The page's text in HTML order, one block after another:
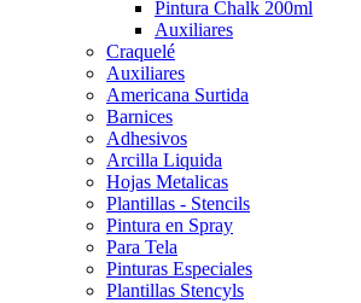
Pintura Chalk 200ml
Auxiliares
Craquelé
Auxiliares
Americana Surtida
Barnices
Adhesivos
Arcilla Liquida
Hojas Metalicas
Plantillas - Stencils
Pintura en Spray
Para Tela
Pinturas Especiales
Plantillas Stencyls